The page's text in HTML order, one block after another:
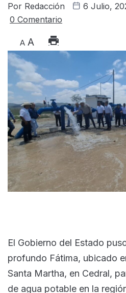
Por Redacción 6 Julio,
0 Comentario
A A
El Gobierno del Estado
profundo Fátima, ubicado
Santa Martha, en Cedral,
de agua potable en la